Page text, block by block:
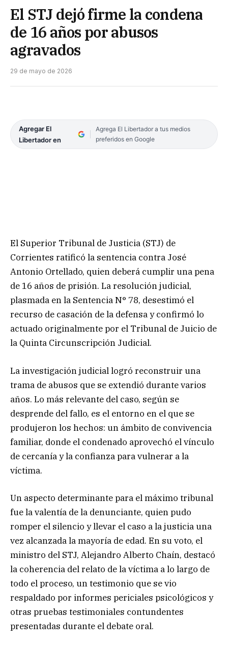
El STJ dejó firme la condena
de 16 años por abusos
agravados
29 de mayo de 2026
Agregar El
Libertador en
Agrega El Libertador a tus medios
preferidos en Google
El Superior Tribunal de Justicia (STJ) de
Corrientes ratificó la sentencia contra José
Antonio Ortellado, quien deberá cumplir una pena
de 16 años de prisión. La resolución judicial,
plasmada en la Sentencia N° 78, desestimó el
recurso de casación de la defensa y confirmó lo
actuado originalmente por el Tribunal de Juicio de
la Quinta Circunscripción Judicial.
La investigación judicial logró reconstruir una
trama de abusos que se extendió durante varios
años. Lo más relevante del caso, según se
desprende del fallo, es el entorno en el que se
produjeron los hechos: un ámbito de convivencia
familiar, donde el condenado aprovechó el vínculo
de cercanía y la confianza para vulnerar a la
víctima.
Un aspecto determinante para el máximo tribunal
fue la valentía de la denunciante, quien pudo
romper el silencio y llevar el caso a la justicia una
vez alcanzada la mayoría de edad. En su voto, el
ministro del STJ, Alejandro Alberto Chaín, destacó
la coherencia del relato de la víctima a lo largo de
todo el proceso, un testimonio que se vio
respaldado por informes periciales psicológicos y
otras pruebas testimoniales contundentes
presentadas durante el debate oral.